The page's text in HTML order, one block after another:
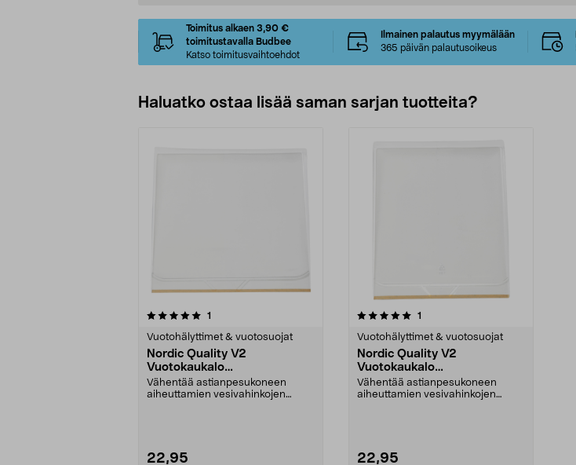
Toimitus alkaen 3,90 €
toimitustavalla Budbee
Katso toimitusvaihtoehdot
Ilmainen palautus myymälään
365 päivän palautusoikeus
Haluatko ostaa lisää saman sarjan tuotteita?
1
Vuotohälyttimet & vuotosuojat
Nordic Quality V2
Vuotokaukalo
astianpesukoneen alle, 60 x
54,5 cm
Vähentää astianpesukoneen
aiheuttamien vesivahinkojen
22,95
5.0viidestä
1
Vuotohälyttimet & vuotosuojat
Nordic Quality V2
Vuotokaukalo
astianpesukoneen alle, 45 x
55 cm
Vähentää astianpesukoneen
aiheuttamien vesivahinkojen
22,95